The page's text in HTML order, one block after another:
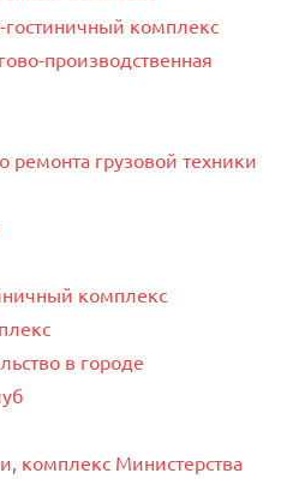
комплекс
производственная
ремонта грузовой техники
комплекс
в городе
комплекс Министерства